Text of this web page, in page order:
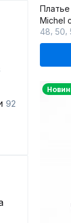
92
Платье
Michel
48 50